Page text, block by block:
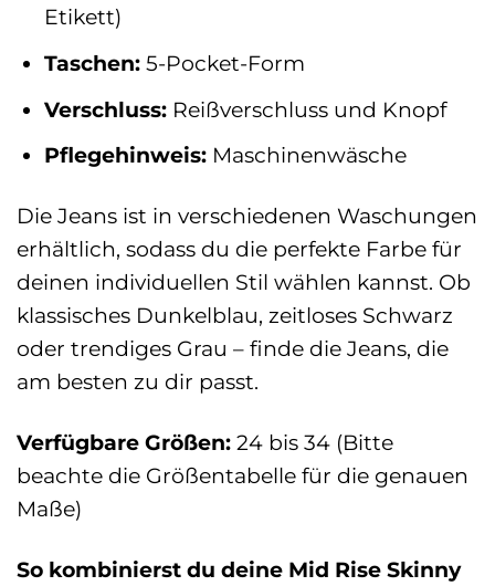
Etikett)
Taschen:5-Pocket-Form
Verschluss:Reißverschluss und Knopf
Pflegehinweis:Maschinenwäsche
Die Jeans ist in verschiedenen Waschungen
erhältlich, sodass du die perfekte Farbe für
deinen individuellen Stil wählen kannst. Ob
klassisches Dunkelblau, zeitloses Schwarz
oder trendiges Grau – finde die Jeans, die
am besten zu dir passt.
Verfügbare Größen: 24 bis 34 (Bitte
beachte die Größentabelle für die genauen
Maße)
So kombinierst du deine Mid Rise Skinny